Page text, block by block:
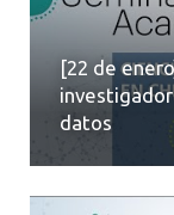
[22 de
datos